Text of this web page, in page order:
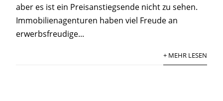
aber es ist ein Preisanstiegsende nicht zu sehen.
Immobilienagenturen haben viel Freude an
erwerbsfreudige...
+ MEHR LESEN